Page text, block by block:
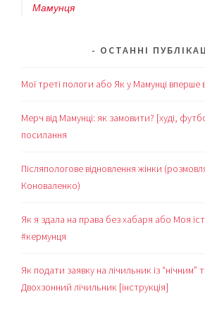
Мамунця
ОСТАННІ
Мої треті пологи або Як у Мамунці вперше
Мерч від Мамунці: як замовити? [худі,
посилання
Післяпологове відновлення жінки
Коноваленко)
Як я здала на права без хабаря або Моя
#кермунця
Як подати заявку на лічильник із
Двохзонний лічильник [інструкція]